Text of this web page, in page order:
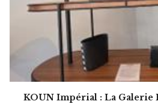
KOUN Impérial : La Galerie